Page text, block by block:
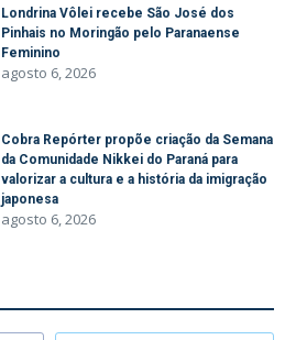
Londrina Vôlei recebe São José dos
Pinhais no Moringão pelo Paranaense
Feminino
agosto 6, 2026
Cobra Repórter propõe criação da Semana
da Comunidade Nikkei do Paraná para
valorizar a cultura e a história da imigração
japonesa
agosto 6, 2026